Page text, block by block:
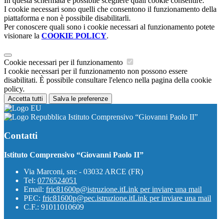
I cookie necessari sono quelli che consentono il funzionamento della
piattaforma e non è possibile disabilitarli.
Per conoscere quali sono i cookie necessari al funzionamento potete
visionare la COOKIE POLICY.
Cookie necessari per il funzionamento
I cookie necessari per il funzionamento non possono essere
disabilitati. È possibile consultare l'elenco nella pagina della cookie
policy.
Accetta tutti Salva le preferenze
Istituto Comprensivo “Giovanni Paolo II”
Contatti
Istituto Comprensivo “Giovanni Paolo II”
Via Marconi, snc - 03032 ARCE (FR)
Tel: 0776524051
Email: fric81600p@istruzione.itLink per inviare una mail
PEC: fric81600p@pec.istruzione.itLink per inviare una mail
C.F.: 91011010609